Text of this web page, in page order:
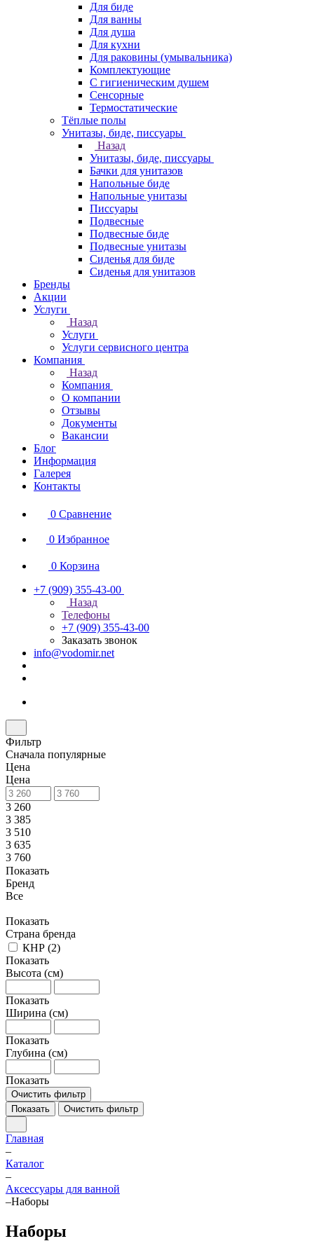
Для биде
Для ванны
Для душа
Для кухни
Для раковины (умывальника)
Комплектующие
С гигиеническим душем
Сенсорные
Термостатические
Тёплые полы
Унитазы, биде, писсуары
Назад
Унитазы, биде, писсуары
Бачки для унитазов
Напольные биде
Напольные унитазы
Писсуары
Подвесные
Подвесные биде
Подвесные унитазы
Сиденья для биде
Сиденья для унитазов
Бренды
Акции
Услуги
Назад
Услуги
Услуги сервисного центра
Компания
Назад
Компания
О компании
Отзывы
Документы
Вакансии
Блог
Информация
Галерея
Контакты
0 Сравнение
0 Избранное
0 Корзина
+7 (909) 355-43-00
Назад
Телефоны
+7 (909) 355-43-00
Заказать звонок
info@vodomir.net
Фильтр
Сначала популярные
Цена
Цена
3 260
3 385
3 510
3 635
3 760
Показать
Бренд
Все
Показать
Страна бренда
КНР (2)
Показать
Высота (см)
Показать
Ширина (см)
Показать
Глубина (см)
Показать
Очистить фильтр
Показать
Очистить фильтр
Главная
–
Каталог
–
Аксессуары для ванной
–Наборы
Наборы